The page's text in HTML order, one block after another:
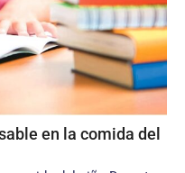
en la comida del